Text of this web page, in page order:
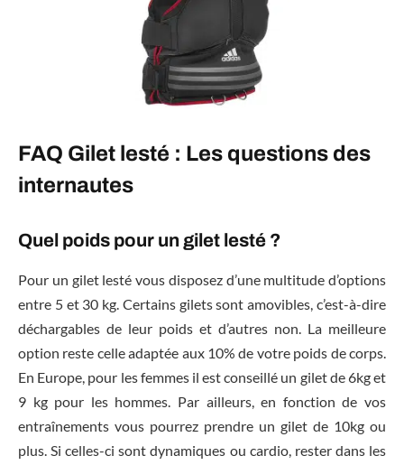
FAQ Gilet lesté : Les questions des
internautes
Quel poids pour un gilet lesté ?
Pour un gilet lesté vous disposez d’une multitude d’options
entre 5 et 30 kg. Certains gilets sont amovibles, c’est-à-dire
déchargables de leur poids et d’autres non. La meilleure
option reste celle adaptée aux 10% de votre poids de corps.
En Europe, pour les femmes il est conseillé un gilet de 6kg et
9 kg pour les hommes. Par ailleurs, en fonction de vos
entraînements vous pourrez prendre un gilet de 10kg ou
plus. Si celles-ci sont dynamiques ou cardio, rester dans les